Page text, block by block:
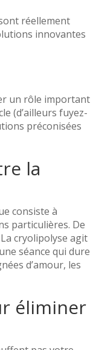
réellement
innovantes
un rôle important
(d’ailleurs fuyez-
préconisées
la
consiste à
particulières. De
cryolipolyse agit
séance qui dure
d’amour, les
éliminer